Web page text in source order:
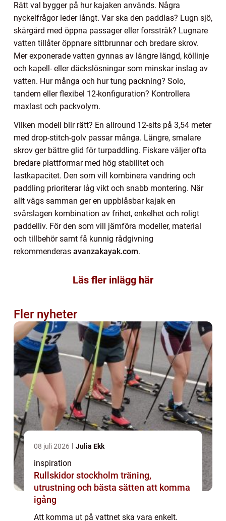
Rätt val bygger på hur kajaken används. Några
nyckelfrågor leder långt. Var ska den paddlas? Lugn sjö,
skärgård med öppna passager eller forsstråk? Lugnare
vatten tillåter öppnare sittbrunnar och bredare skrov.
Mer exponerade vatten gynnas av längre längd, köllinje
och kapell- eller däckslösningar som minskar inslag av
vatten. Hur många och hur tung packning? Solo,
tandem eller flexibel 12-konfiguration? Kontrollera
maxlast och packvolym.
Vilken modell blir rätt? En allround 12-sits på 3,54 meter
med drop-stitch-golv passar många. Längre, smalare
skrov ger bättre glid för turpaddling. Fiskare väljer ofta
bredare plattformar med hög stabilitet och
lastkapacitet. Den som vill kombinera vandring och
paddling prioriterar låg vikt och snabb montering. När
allt vägs samman ger en uppblåsbar kajak en
svårslagen kombination av frihet, enkelhet och roligt
paddelliv. För den som vill jämföra modeller, material
och tillbehör samt få kunnig rådgivning
rekommenderas avanzakayak.com.
Läs fler inlägg här
Fler nyheter
08 juli 2026 Julia Ekk
inspiration
Rullskidor stockholm träning,
utrustning och bästa sätten att komma
igång
Att komma ut på vattnet ska vara enkelt.